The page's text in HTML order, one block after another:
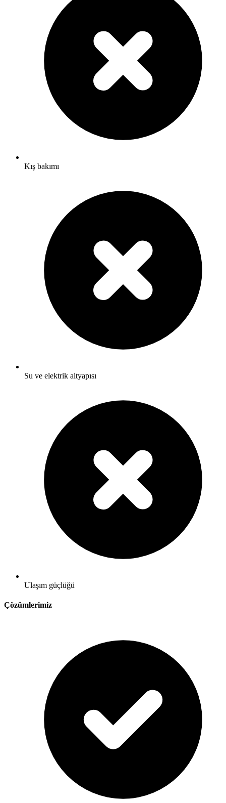
Kış bakımı
Su ve elektrik altyapısı
Ulaşım güçlüğü
Çözümlerimiz